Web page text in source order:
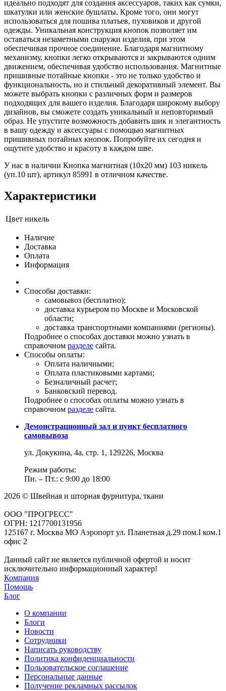
идеально подходят для создания аксессуаров, таких как сумки,
шкатулки или женские бушлаты. Кроме того, они могут
использоваться для пошива платьев, пуховиков и другой
одежды. Уникальная конструкция кнопок позволяет им
оставаться незаметными снаружи изделия, при этом
обеспечивая прочное соединение. Благодаря магнитному
механизму, кнопки легко открываются и закрываются одним
движением, обеспечивая удобство использования. Магнитные
пришивные потайные кнопки - это не только удобство и
функциональность, но и стильный декоративный элемент. Вы
можете выбрать кнопки с различных форм и размеров
подходящих для вашего изделия. Благодаря широкому выбору
дизайнов, вы сможете создать уникальный и неповторимый
образ. Не упустите возможность добавить шик и элегантность
в вашу одежду и аксессуары с помощью магнитных
пришивных потайных кнопок. Попробуйте их сегодня и
ощутите удобство и красоту в каждом шве.
У нас в наличии Кнопка магнитная (10х20 мм) 103 никель
(уп.10 шт), артикул 85991 в отличном качестве.
Характеристики
Цвет никель
Наличие
Доставка
Оплата
Информация
Способы доставки:
самовывоз (бесплатно);
доставка курьером по Москве и Московской
области;
доставка транспортными компаниями (регионы).
Подробнее о способах доставки можно узнать в
справочном разделе сайта.
Способы оплаты:
Оплата наличными;
Оплата пластиковыми картами;
Безналичный расчет;
Банковский перевод.
Подробнее о способах оплаты можно узнать в
справочном разделе сайта.
Демонстрационный зал и пункт бесплатного
самовывоза
ул. Докукина, 4а, стр. 1, 129226, Москва
Режим работы:
Пн. – Пт.: с 9:00 до 18:00
2026 © Швейная и шторная фурнитура, ткани
ООО "ПРОГРЕСС"
ОГРН: 1217700131956
125167 г. Москва МО Аэропорт ул. Планетная д.29 пом.I ком.1
офис 2
Данный сайт не является публичной офертой и носит
исключительно информационный характер!
Компания
Помощь
Блог
О компании
Блоги
Новости
Сотрудники
Написать руководству
Политика конфиденциальности
Пользовательское соглашение
Персональные данные
Получение рекламных рассылок